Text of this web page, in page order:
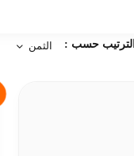
الترتيب حسب : الثمن